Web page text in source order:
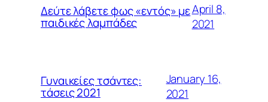
Δεύτε λάβετε φως «εντός» με
παιδικές λαμπάδες
April 8,
2021
Γυναικείες τσάντες:
τάσεις 2021
January 16,
2021